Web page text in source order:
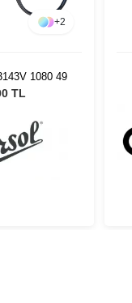
+2
1080 49
TL